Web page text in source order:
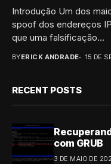
Introdução Um dos
spoof dos endereços
que uma falsificação...
BYERICK ANDRADE 15 DE
RECENT POSTS
com GRUB
3 DE MAIO DE